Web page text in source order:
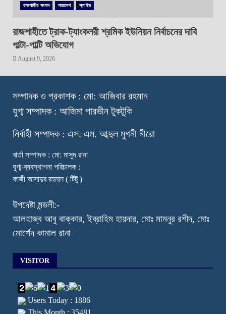
রাজশাহীর সংবাদ সারাদেশ স্লাইড
রাজশাহীতে ট্রাক-ট্যাংকলরী শ্রমিক ইউনিয়ন নির্বাচনের দাবি
পাল্টা-পাল্টি অভিযোগ
August 9, 2026
সম্পাদক ও প্রকাশক : মো: আজিবার রহমান
যুগ্ম সম্পাদক : আজিমা পারভীন টুকটুকি
নির্বাহী সম্পাদক : এস. এম. আব্দুল মুগনী নীরো
বার্তা সম্পাদক : মো: মাসুদ রানা
যুগ্ম-ব্যবস্থাপনা পরিচালক :
কাজী আসাদুর রহমান ( টিটু )
উপদেষ্টা মন্ডলী:-
আলহাজ্ব আবু বাক্কার, ইব্রাহিম হায়দার, মোঃ মামনুর রশীদ, মোঃ
মোর্শেদ কামাল রানা
VISITOR
Users Today : 1886
This Month : 35481